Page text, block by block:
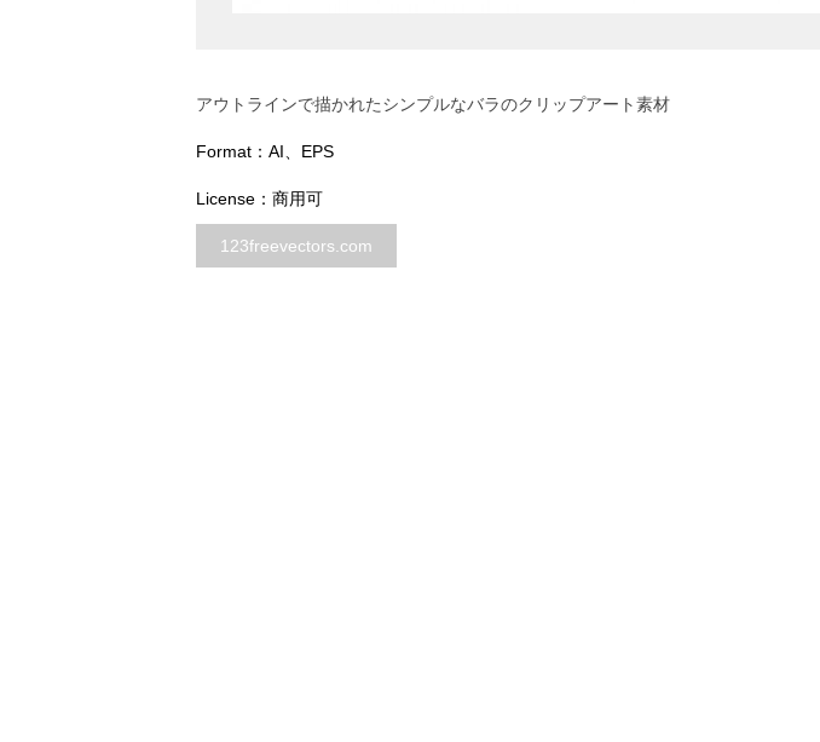
アウトラインで描かれたシンプルなバラのクリップアート素材
Format：AI、EPS
License：商用可
123freevectors.com